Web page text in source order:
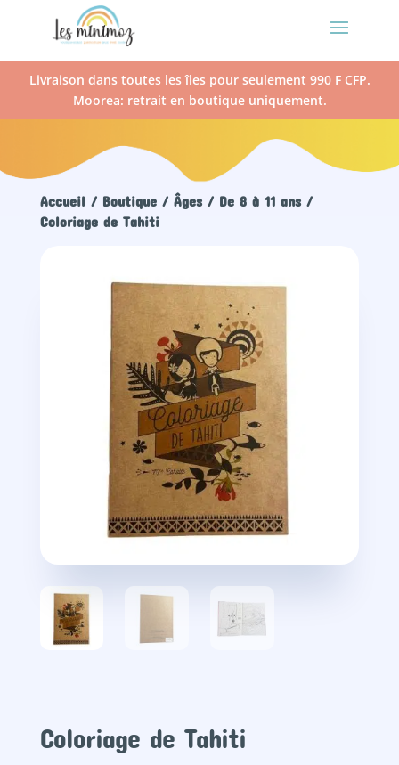
Livraison dans toutes les îles pour seulement 990 F CFP.
Moorea: retrait en boutique uniquement.
Accueil / Boutique/ Âges/ De 8 à 11 ans/
Coloriage de Tahiti
Coloriage de Tahiti